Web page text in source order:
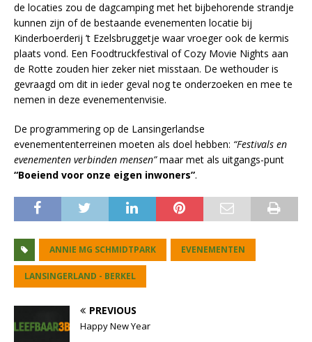
de locaties zou de dagcamping met het bijbehorende strandje
kunnen zijn of de bestaande evenementen locatie bij
Kinderboerderij ’t Ezelsbruggetje waar vroeger ook de kermis
plaats vond. Een Foodtruckfestival of Cozy Movie Nights aan
de Rotte zouden hier zeker niet misstaan. De wethouder is
gevraagd om dit in ieder geval nog te onderzoeken en mee te
nemen in deze evenementenvisie.
De programmering op de Lansingerlandse
evenemententerreinen moeten als doel hebben: “Festivals en
evenementen verbinden mensen”maar met als uitgangs-punt
“Boeiend voor onze eigen inwoners”.
ANNIE MG SCHMIDTPARK EVENEMENTEN
LANSINGERLAND - BERKEL
PREVIOUS
Happy New Year